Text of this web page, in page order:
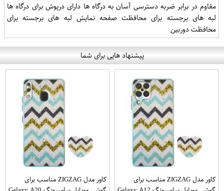
مقاوم در برابر ضربه دسترسی آسان به درگاه ها دارای درپوش برای درگاه ها
لبه های برجسته برای محافظت صفحه نمایش لبه های برجسته برای
محافظت دوربین
پیشنهاد هایی برای شما
کاور مدل ZIGZAG مناسب برای
کاور مدل ZIGZAG مناسب برای